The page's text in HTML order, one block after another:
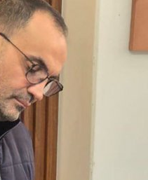
لإسقاط الجمهورية
إيران وعُمان حول مضيق
اليوم في منازل لبنانيين
نونثابوري التايلاندية إلى